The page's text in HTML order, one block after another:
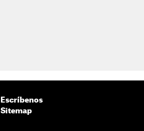
Escríbenos
Sitemap